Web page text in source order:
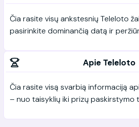
Čia rasite visų ankstesnių Teleloto
pasirinkite dominančią datą ir
Apie Teleloto
Čia rasite visą svarbią informaciją
– nuo taisyklių iki prizų paskirstymo